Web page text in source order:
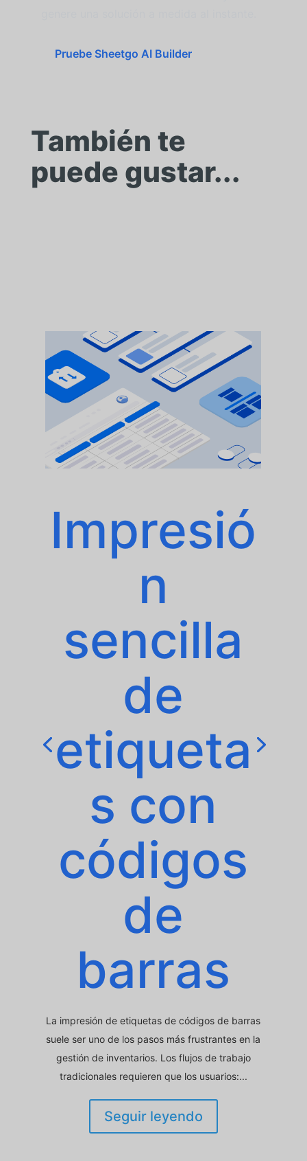
Pruebe Sheetgo AI Builder
También te
puede gustar...
Impresió
n
sencilla
de
etiqueta
s con
códigos
de
barras
La impresión de etiquetas de códigos de barras
suele ser uno de los pasos más frustrantes en la
gestión de inventarios. Los flujos de trabajo
tradicionales requieren que los usuarios:...
Seguir leyendo